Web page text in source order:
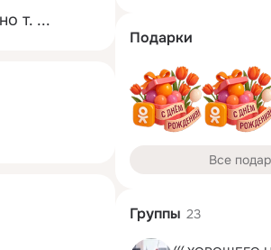
т. ...
Подарки
Все
Группы 23